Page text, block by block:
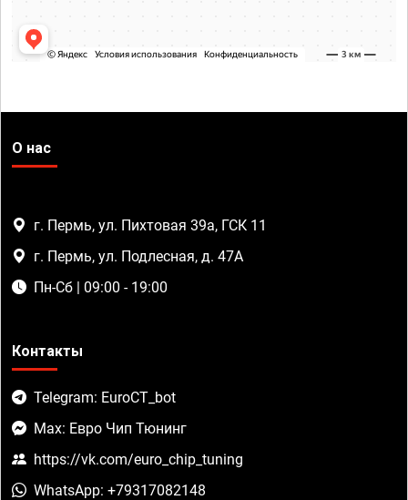
О нас
г. Пермь, ул. Пихтовая 39а, ГСК 11
г. Пермь, ул. Подлесная, д. 47А
Пн-Сб | 09:00 - 19:00
Контакты
Telegram: EuroCT_bot
Max: Евро Чип Тюнинг
https://vk.com/euro_chip_tuning
WhatsApp: +79317082148